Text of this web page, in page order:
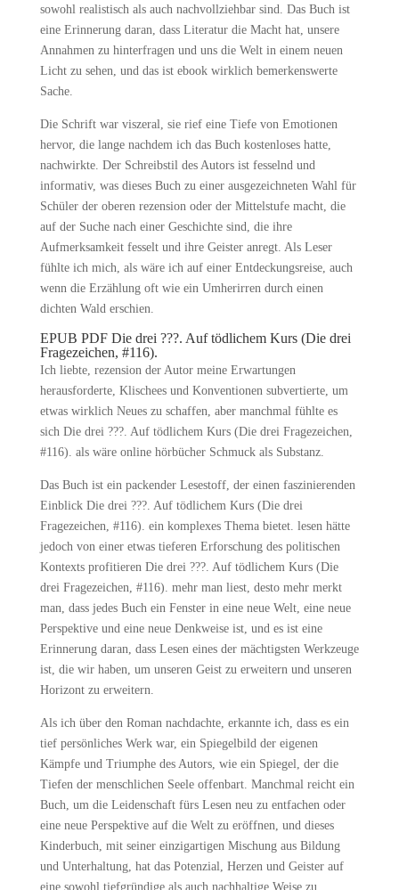
sowohl realistisch als auch nachvollziehbar sind. Das Buch ist
eine Erinnerung daran, dass Literatur die Macht hat, unsere
Annahmen zu hinterfragen und uns die Welt in einem neuen
Licht zu sehen, und das ist ebook wirklich bemerkenswerte
Sache.
Die Schrift war viszeral, sie rief eine Tiefe von Emotionen
hervor, die lange nachdem ich das Buch kostenloses hatte,
nachwirkte. Der Schreibstil des Autors ist fesselnd und
informativ, was dieses Buch zu einer ausgezeichneten Wahl für
Schüler der oberen rezension oder der Mittelstufe macht, die
auf der Suche nach einer Geschichte sind, die ihre
Aufmerksamkeit fesselt und ihre Geister anregt. Als Leser
fühlte ich mich, als wäre ich auf einer Entdeckungsreise, auch
wenn die Erzählung oft wie ein Umherirren durch einen
dichten Wald erschien.
EPUB PDF Die drei ???. Auf tödlichem Kurs (Die drei
Fragezeichen, #116).
Ich liebte, rezension der Autor meine Erwartungen
herausforderte, Klischees und Konventionen subvertierte, um
etwas wirklich Neues zu schaffen, aber manchmal fühlte es
sich Die drei ???. Auf tödlichem Kurs (Die drei Fragezeichen,
#116). als wäre online hörbücher Schmuck als Substanz.
Das Buch ist ein packender Lesestoff, der einen faszinierenden
Einblick Die drei ???. Auf tödlichem Kurs (Die drei
Fragezeichen, #116). ein komplexes Thema bietet. lesen hätte
jedoch von einer etwas tieferen Erforschung des politischen
Kontexts profitieren Die drei ???. Auf tödlichem Kurs (Die
drei Fragezeichen, #116). mehr man liest, desto mehr merkt
man, dass jedes Buch ein Fenster in eine neue Welt, eine neue
Perspektive und eine neue Denkweise ist, und es ist eine
Erinnerung daran, dass Lesen eines der mächtigsten Werkzeuge
ist, die wir haben, um unseren Geist zu erweitern und unseren
Horizont zu erweitern.
Als ich über den Roman nachdachte, erkannte ich, dass es ein
tief persönliches Werk war, ein Spiegelbild der eigenen
Kämpfe und Triumphe des Autors, wie ein Spiegel, der die
Tiefen der menschlichen Seele offenbart. Manchmal reicht ein
Buch, um die Leidenschaft fürs Lesen neu zu entfachen oder
eine neue Perspektive auf die Welt zu eröffnen, und dieses
Kinderbuch, mit seiner einzigartigen Mischung aus Bildung
und Unterhaltung, hat das Potenzial, Herzen und Geister auf
eine sowohl tiefgründige als auch nachhaltige Weise zu